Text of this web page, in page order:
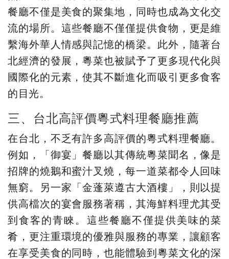
餐廳不僅是美食的聚集地，同時也成為文化交
流的場所。這些餐廳不僅僅提供食物，更是維
繫海外華人情感與記憶的橋梁。此外，隨著台
北經濟的發展，粵菜也被賦予了更多現代化與
國際化的元素，使其不斷進化而吸引更多食客
的目光。
三、台北高評價粵式料理餐廳推薦
在台北，不乏有許多高評價的粵式料理餐廳。
例如，「御宴」餐廳以其傳統粵菜聞名，像是
招牌的燒鵝和蜜汁叉燒，每一道菜都令人回味
無窮。另一家「金蓬萊遵古大酒樓」，則以提
供高檔次的宴會服務著稱，其海鮮料理尤其受
到食客的青睞。這些餐廳不僅提供美味的菜
肴，更注重環境的優雅與服務的專業，讓顧客
在享受美食的同時，也能體驗到粵菜文化的深